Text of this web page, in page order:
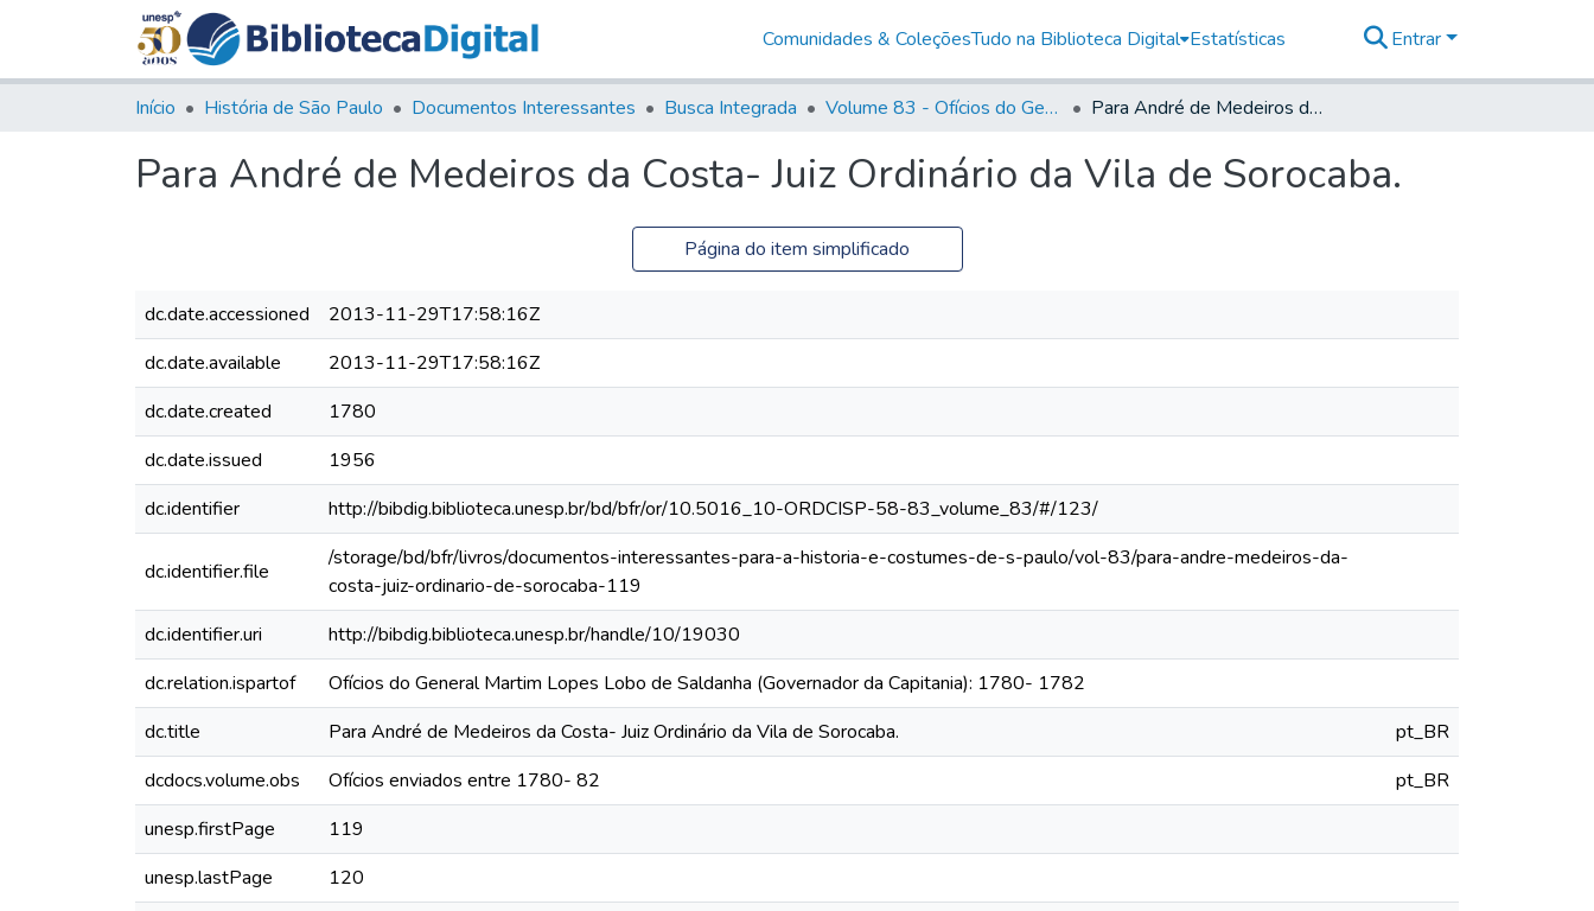
Comunidades & ColeçõesTudo na Biblioteca Digital Estatísticas Entrar
Início História de São Paulo Documentos Interessantes Busca Integrada Volume 83 - Ofícios do General Martim Lopes Lobo de Saldanha (Governador da Capitania): 1780- 1782 Para André de Medeiros da Costa- Juiz Ordinário da Vila de Sorocaba.
Para André de Medeiros da Costa- Juiz Ordinário da Vila de Sorocaba.
Página do item simplificado
dc.date.accessioned
2013-11-29T17:58:16Z
dc.date.available
2013-11-29T17:58:16Z
dc.date.created
1780
dc.date.issued
1956
dc.identifier
http://bibdig.biblioteca.unesp.br/bd/bfr/or/10.5016_10-ORDCISP-58-83_volume_83/#/123/
dc.identifier.file
/storage/bd/bfr/livros/documentos-interessantes-para-a-historia-e-costumes-de-s-paulo/vol-83/para-andre-medeiros-da-
costa-juiz-ordinario-de-sorocaba-119
dc.identifier.uri
http://bibdig.biblioteca.unesp.br/handle/10/19030
dc.relation.ispartof
Ofícios do General Martim Lopes Lobo de Saldanha (Governador da Capitania): 1780- 1782
dc.title
Para André de Medeiros da Costa- Juiz Ordinário da Vila de Sorocaba.
pt_BR
dcdocs.volume.obs
Ofícios enviados entre 1780- 82
pt_BR
unesp.firstPage
119
unesp.lastPage
120